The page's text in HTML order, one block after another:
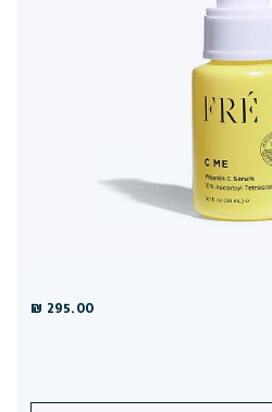
295.00 ₪